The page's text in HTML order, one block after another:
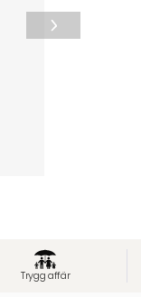
Trygg affär